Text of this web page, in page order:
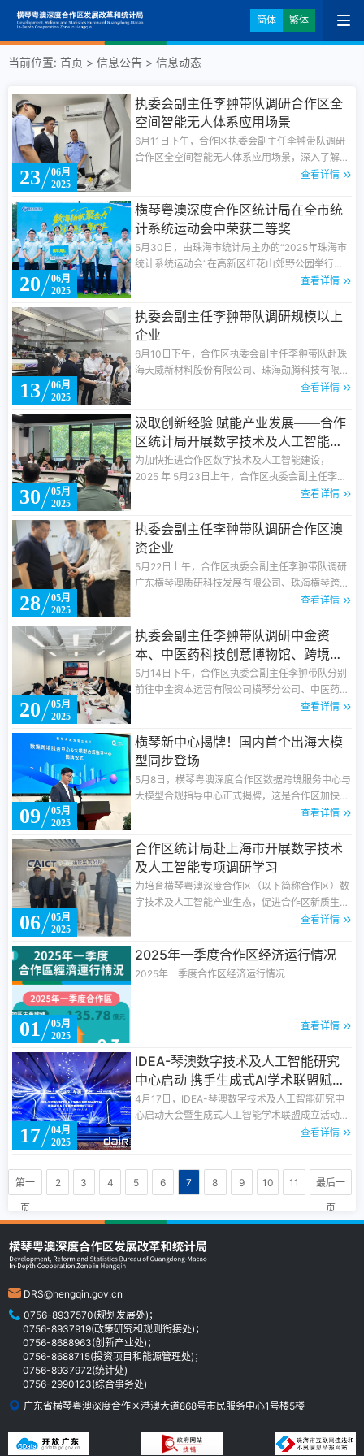
简体 繁体
当前位置: 首页 > 信息公告 > 信息动态
执委会副主任李翀带队调研合作区全
空间智能无人体系应用场景
6月11日下午，合作区执委会副主任李翀带队调研
合作区全空间智能无人体系应用场景，深入了解当
前应用场景建设进展情况，指导后续场景建设和开
查看详情
23
06月
2025
横琴粤澳深度合作区统计局在全市统
计系统运动会中荣获二等奖
5月30日，由珠海市统计局主办的“2025年珠海市
统计系统运动会”在高新区红花山郊野公园举行。
来自全市统计系统的七支代表队、一百多名运动健
运动赛场展现统计人的别样风采。
查看详情
20
06月
2025
执委会副主任李翀带队调研规模以上
企业
6月10日下午，合作区执委会副主任李翀带队赴珠
海天威新材料股份有限公司、珠海勋腾科技有限责
任公司调研，深入了解规模以上企业发展情况。合
相关负责人陪同调研。
查看详情
13
06月
2025
汲取创新经验 赋能产业发展——合作
区统计局开展数字技术及人工智能专
项调研考察
为加快推进合作区数字技术及人工智能建设，
2025 年 5月23日上午，合作区执委会副主任李
翀、统计局局长李志平以及IDEA-琴澳数字技术及
复旦创新研究院、普强时代（珠海横琴）信息技术
有限公司、广东省智能科学与技术研究院、柯南
（广东横琴）智能科技有限公司等多家行业重点科
研机构与企业。
查看详情
30
05月
2025
执委会副主任李翀带队调研合作区澳
资企业
5月22日上午，合作区执委会副主任李翀带队调研
广东横琴澳质研科技发展有限公司、珠海横琴跨境
说网络科技有限公司及原妙集团等澳资企业，深入
澳资企业经营的支持指导。合作区统计局局长李志
平等陪同调研。
查看详情
28
05月
2025
执委会副主任李翀带队调研中金资
本、中医药科技创意博物馆、跨境电
商创新产业园等单位
5月14日下午，合作区执委会副主任李翀带队分别
前往中金资本运营有限公司横琴分公司、中医药科
技创意博物馆、跨境电商（华发）创新产业园进行
局长郭日海，统计局产业统计处相关负责人陪同调
研。
查看详情
20
05月
2025
横琴新中心揭牌！国内首个出海大模
型同步登场
5月8日，横琴粤澳深度合作区数据跨境服务中心与
大模型合规指导中心正式揭牌，这是合作区加快发
展数字经济，推动数字贸易国际枢纽港建设的重要
DeeCo-Model发布会也于5月8日在合作区举行。
查看详情
09
05月
2025
合作区统计局赴上海市开展数字技术
及人工智能专项调研学习
为培育横琴粤澳深度合作区（以下简称合作区）数
字技术及人工智能产业生态，促进合作区新质生产
力发展，4月27日-29日，合作区统计局赴上海市
（华东分院）、上海优咔网络科技有限公司、科大
讯飞(上海)科技有限公司、上海商汤智能科技有限
查看详情
06
05月
2025
2025年一季度合作区经济运行情况
2025年一季度合作区经济运行情况
查看详情
01
05月
2025
IDEA-琴澳数字技术及人工智能研究
中心启动 携手生成式AI学术联盟赋能
横琴产业高质量发展
4月17日，IDEA-琴澳数字技术及人工智能研究中
心启动大会暨生成式人工智能学术联盟成立活动在
横琴粤澳深度合作区（以下简称合作区）举行。
IDEA研究院）、横琴粤澳深度合作区统计局联合
主办，汇聚数字技术及AI领域产学研精英，探讨在
查看详情
17
04月
2025
第一
页
2 3 4 5 6 7 8 9 10 11 最后一
页
DRS@hengqin.gov.cn
0756-8937570(规划发展处)；
0756-8937919(政策研究和规则衔接处)；
0756-8688963(创新产业处)；
0756-8688715(投资项目和能源管理处)；
0756-8937972(统计处)
0756-2990123(综合事务处)
广东省横琴粤澳深度合作区港澳大道868号市民服务中心1号楼5楼